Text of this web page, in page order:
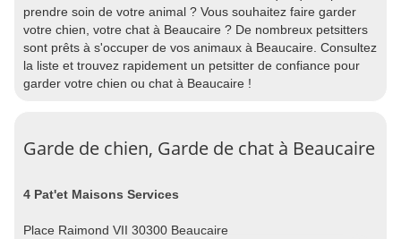
prendre soin de votre animal ? Vous souhaitez faire garder
votre chien, votre chat à Beaucaire ? De nombreux petsitters
sont prêts à s'occuper de vos animaux à Beaucaire. Consultez
la liste et trouvez rapidement un petsitter de confiance pour
garder votre chien ou chat à Beaucaire !
Garde de chien, Garde de chat à Beaucaire
4 Pat'et Maisons Services
Place Raimond VII 30300 Beaucaire